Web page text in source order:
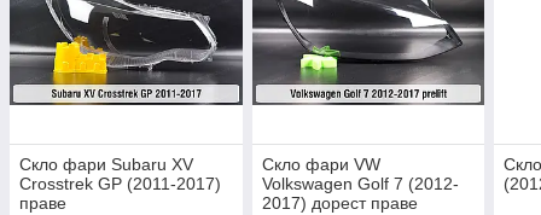
Скло фари Subaru XV
Crosstrek GP (2011-2017)
праве
Скло фари VW
Volkswagen Golf 7 (2012-
2017) дорест праве